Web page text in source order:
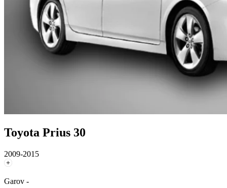
Toyota Prius 30
2009-2015
Garov -